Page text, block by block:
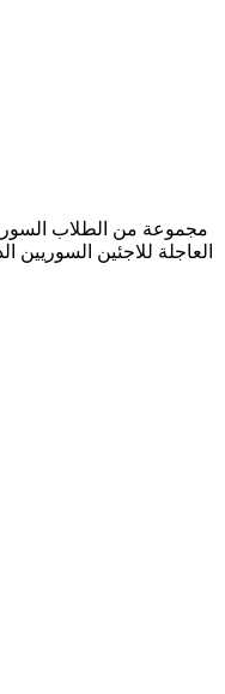
مجموعة من الطلاب
العاجلة للاجئين